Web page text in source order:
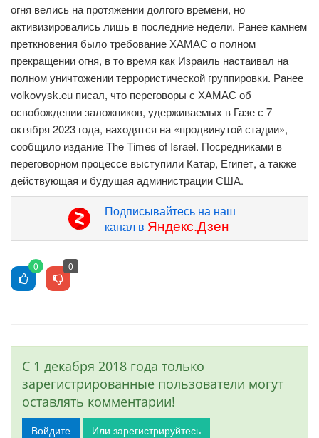
огня велись на протяжении долгого времени, но
активизировались лишь в последние недели. Ранее камнем
преткновения было требование ХАМАС о полном
прекращении огня, в то время как Израиль настаивал на
полном уничтожении террористической группировки. Ранее
volkovysk.eu писал, что переговоры с ХАМАС об
освобождении заложников, удерживаемых в Газе с 7
октября 2023 года, находятся на «продвинутой стадии»,
сообщило издание The Times of Israel. Посредниками в
переговорном процессе выступили Катар, Египет, а также
действующая и будущая администрации США.
Подписывайтесь на наш
канал в Яндекс.Дзен
0 0
С 1 декабря 2018 года только
зарегистрированные пользователи могут
оставлять комментарии!
Войдите Или зарегистрируйтесь